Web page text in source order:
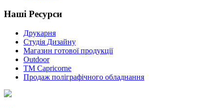
Наші Ресурси
Друкарня
Студія Дизайну
Магазин готової продукції
Outdoor
TM Capricorne
Продаж поліграфічного обладнання